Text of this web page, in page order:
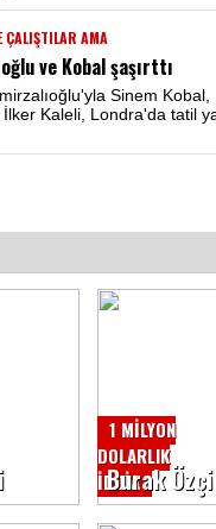
ÇALIŞTILAR AMA
ve Kobal şaşırttı
Sinem
İlker Kaleli, Londra'da tatil
1 MİLYON
DOLARLIK
İDDİA
Burak